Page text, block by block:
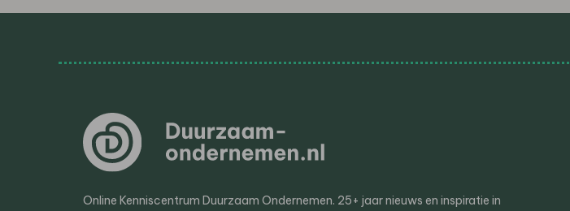
Online Kenniscentrum Duurzaam Ondernemen. 25+ jaar nieuws en inspiratie in